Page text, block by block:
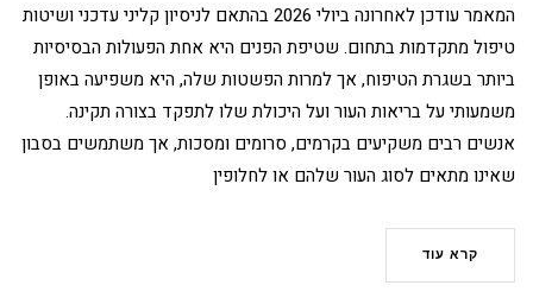
המאמר עודכן לאחרונה ביולי 2026 בהתאם לניסיון קליני עדכני ושיטות
טיפול מתקדמות בתחום. שטיפת הפנים היא אחת הפעולות הבסיסיות
ביותר בשגרת הטיפוח, אך למרות הפשטות שלה, היא משפיעה באופן
משמעותי על בריאות העור ועל היכולת שלו לתפקד בצורה תקינה.
אנשים רבים משקיעים בקרמים, סרומים ומסכות, אך משתמשים בסבון
שאינו מתאים לסוג העור שלהם או לחלופין
קרא עוד